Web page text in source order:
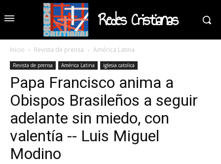
Redes Cristianas
Inicio Revista de prensa América Latina
Revista de prensa América Latina iglesia catolica
Papa Francisco anima a
Obispos Brasileños a seguir
adelante sin miedo, con
valentía -- Luis Miguel
Modino